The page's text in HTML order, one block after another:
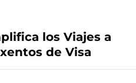
los Viajes a
de Visa